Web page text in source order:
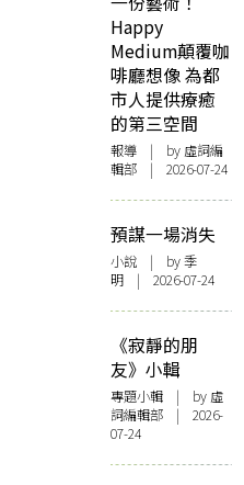
Happy
Medium顛覆咖
啡廳想像 為都
市人提供療癒
的第三空間
報導 | by 虛詞編
輯部 | 2026-07-24
預謀一場消失
小說 | by 季
明 | 2026-07-24
《寂靜的朋
友》小輯
專題小輯 | by 虛
詞編輯部 | 2026-
07-24